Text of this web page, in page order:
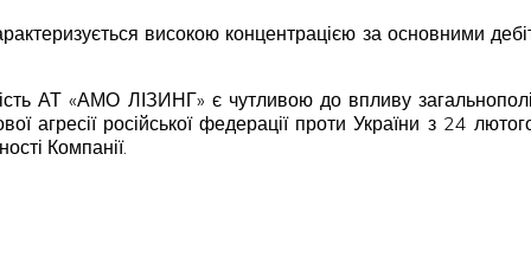
високою концентрацією за основними
АТ «АМО ЛІЗИНГ» є чутливою до впливу
агресії російської федерації проти України з 24
Компанії.